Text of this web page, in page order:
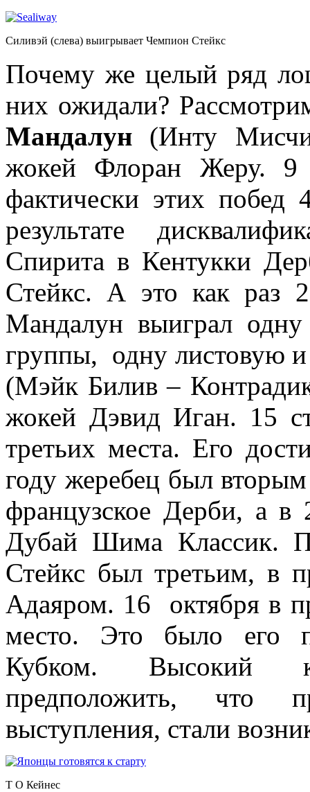
Силивэй (слева) выигрывает Чемпион Стейкс
Почему же целый ряд
них ожидали?
Мандалун (Инту
жокей Флоран Жеру.
фактически этих
результате
Спирита в Кентукки
Стейкс. А это как раз
Мандалун выиграл
группы, одну листовую
(Мэйк Билив –
жокей Дэвид Иган. 15
третьих места. Его
году жеребец был
французское Дерби, а
Дубай Шима Классик.
Стейкс был третьим, в
Адаяром. 16 октября в
место. Это было его
Кубком. Высокий
предположить, что
выступления, стали
T O Кейнес